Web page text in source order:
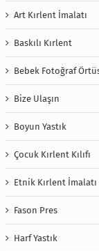
Art Kırlent İmalatı
Baskılı Kırlent
Bebek Fotoğraf
Bize Ulaşın
Boyun Yastık
Çocuk Kırlent Kılıfı
Etnik Kırlent İmalatı
Fason Pres
Harf Yastık